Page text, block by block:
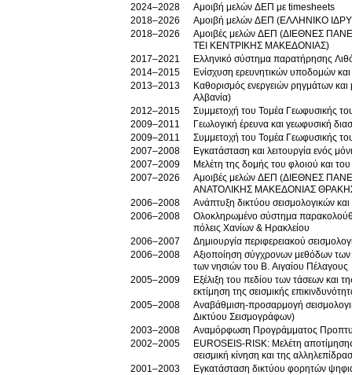
2024–2028
Αμοιβή μελών ΔΕΠ με timesheets
2018–2026
Αμοιβή μελών ΔΕΠ (ΕΛΛΗΝΙΚΟ
2018–2026
Αμοιβές μελών ΔΕΠ (ΔΙΕΘΝΕΣ ΠΑΝΕΠΙΣΤΗΜΙΟ ΕΛΛΑΔΟΣ/ ΑΤΕΙ
ΤΕΙ ΚΕΝΤΡΙΚΗΣ ΜΑΚΕΔΟΝΙΑΣ)
2017–2021
Ελληνικό σύστημα παρατήρησης
2014–2015
Ενίσχυση ερευνητικών υποδομών
2013–2013
Καθορισμός ενεργειών ρηγμάτων
Αλβανία)
2012–2015
Συμμετοχή του Τομέα Γεωφυσικής
2009–2011
Γεωλογική έρευνα και γεωφυσική
2009–2011
Συμμετοχή του Τομέα Γεωφυσικής
2007–2008
Εγκατάσταση και λειτουργία ενός
2007–2009
Μελέτη της δομής του φλοιού και
2007–2026
Αμοιβές μελών ΔΕΠ (ΔΙΕΘΝΕΣ
ΑΝΑΤΟΛΙΚΗΣ ΜΑΚΕΔΟΝΙΑΣ
2006–2008
Ανάπτυξη δικτύου σεισμολογικών
2006–2008
Ολοκληρωμένο σύστημα
πόλεις Χανίων & Ηρακλείου
2006–2007
Δημιουργία περιφερειακού
2006–2008
Αξιοποίηση σύγχρονων μεθόδων των
των νησιών του Β. Αιγαίου Πέλαγους
2005–2009
Εξέλιξη του πεδίου των τάσεων και
εκτίμηση της σεισμικής
2005–2008
Αναβάθμιση-προσαρμογή
Δικτύου Σεισμογράφων)
2003–2008
Αναμόρφωση Προγράμματος
2002–2005
EUROSEIS-RISK: Μελέτη
σεισμική κίνηση και της
2001–2003
Εγκατάσταση δικτύου φορητών